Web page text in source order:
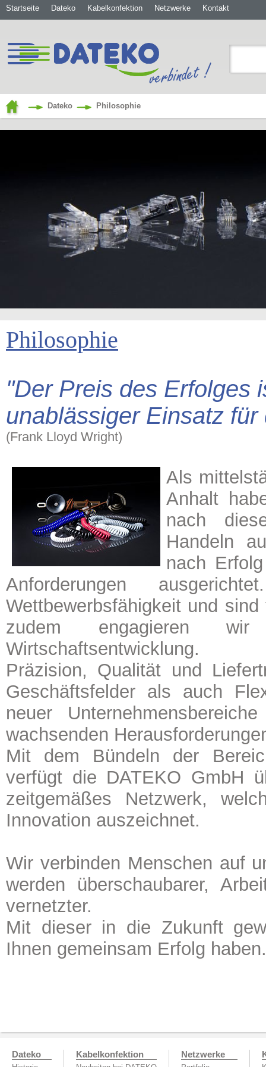
Startseite Dateko Kabelkonfektion Netzwerke Kontakt
Dateko Philosophie
Philosophie
"Der Preis des Erfolges
unablässiger Einsatz
(Frank Lloyd Wright)
Als
Anhalt
nach
Handeln
nach
Anforderungen
Wettbewerbsfähigkeit und
zudem engagieren
Wirtschaftsentwicklung.
Präzision, Qualität und
Geschäftsfelder als auch
neuer
wachsenden
Mit dem Bündeln der
verfügt die DATEKO GmbH
zeitgemäßes Netzwerk,
Innovation auszeichnet.
Wir verbinden Menschen auf
werden überschaubarer,
vernetzter.
Mit dieser in die Zukunft
Ihnen gemeinsam Erfolg haben.
Dateko Kabelkonfektion Netzwerke